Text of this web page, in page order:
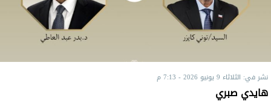
نشر في: الثلاثاء 9 يونيو 2026 - 7:13 م
هايدي صبري